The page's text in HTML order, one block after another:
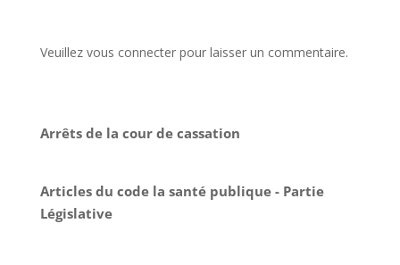
Veuillez vous connecter pour laisser un commentaire.
Arrêts de la cour de cassation
Articles du code la santé publique - Partie
Législative